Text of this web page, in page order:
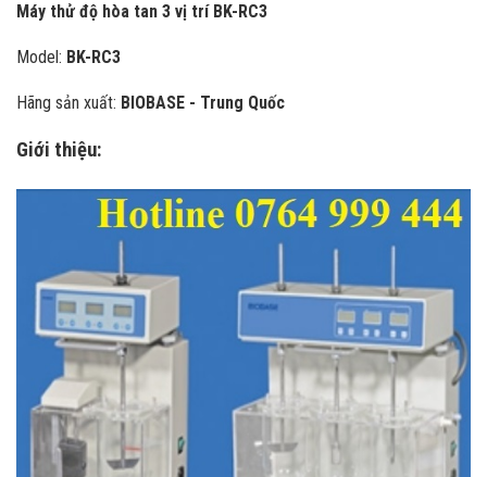
Máy thử độ hòa tan 3 vị trí BK-RC3
Model: BK-RC3
Hãng sản xuất: BIOBASE - Trung Quốc
Giới thiệu: